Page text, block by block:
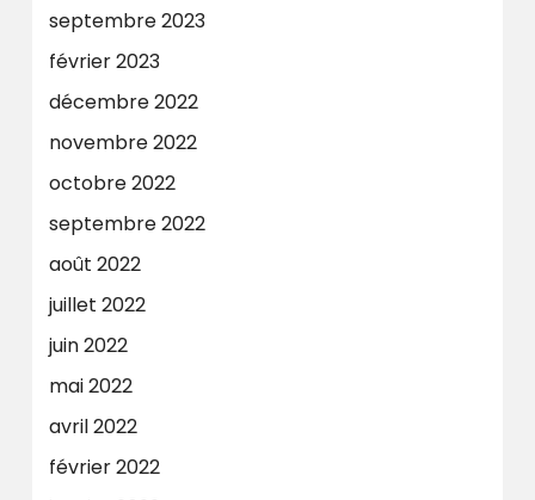
septembre 2023
février 2023
décembre 2022
novembre 2022
octobre 2022
septembre 2022
août 2022
juillet 2022
juin 2022
mai 2022
avril 2022
février 2022